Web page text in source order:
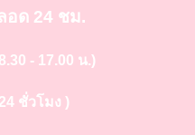
อด 24 ชม.
- 17.00 น.)
ชั่วโมง )